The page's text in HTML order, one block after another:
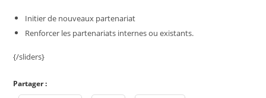
Initier de nouveaux partenariat
Renforcer les partenariats internes ou existants.
{/sliders}
Partager :